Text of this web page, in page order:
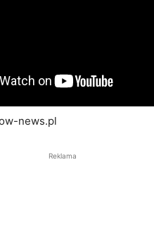
news.pl
Reklama